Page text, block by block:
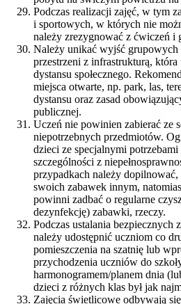
Podczas realizacji zajęć, w tym
i sportowych, w których nie
należy zrezygnować z ćwiczeń i
Należy unikać wyjść
przestrzeni z infrastrukturą,
dystansu społecznego.
miejsca otwarte, np. park, las,
dystansu oraz zasad
publicznej.
Uczeń nie powinien zabierać ze
niepotrzebnych przedmiotów.
dzieci ze specjalnymi
szczególności z
przypadkach należy dopilnować,
swoich zabawek innym,
powinni zadbać o regularne
dezynfekcję) zabawki, rzeczy.
Podczas ustalania bezpiecznych
należy udostępnić uczniom co
pomieszczenia na szatnię lub
przychodzenia uczniów do
harmonogramem/planem dnia
dzieci z różnych klas był jak
Zajęcia świetlicowe odbywają